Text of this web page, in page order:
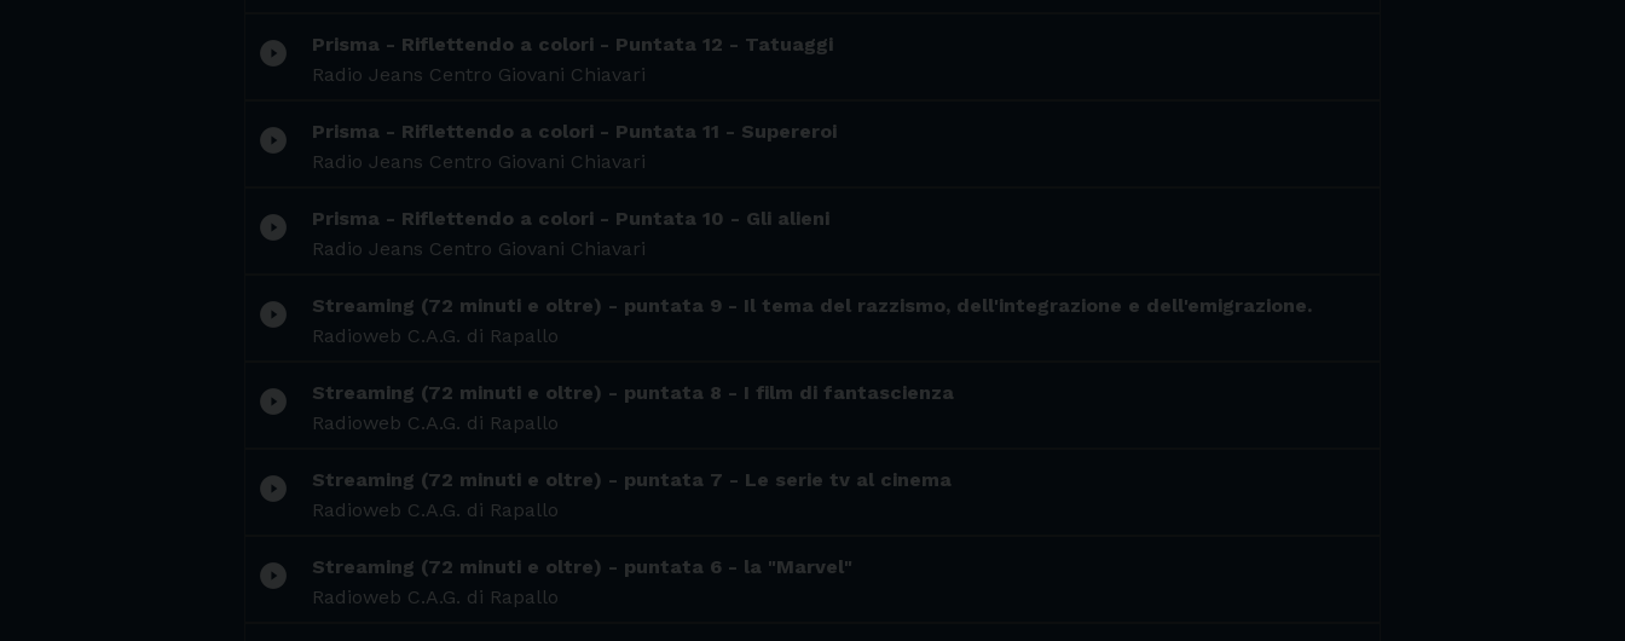
play_circle_filled
Prisma - Riflettendo a colori - Puntata 12 - Tatuaggi
Radio Jeans Centro Giovani Chiavari
play_circle_filled
Prisma - Riflettendo a colori - Puntata 11 - Supereroi
Radio Jeans Centro Giovani Chiavari
play_circle_filled
Prisma - Riflettendo a colori - Puntata 10 - Gli alieni
Radio Jeans Centro Giovani Chiavari
play_circle_filled
Streaming (72 minuti e oltre) - puntata 9 - Il tema del razzismo, dell'integrazione e dell'emigrazione.
Radioweb C.A.G. di Rapallo
play_circle_filled
Streaming (72 minuti e oltre) - puntata 8 - I film di fantascienza
Radioweb C.A.G. di Rapallo
play_circle_filled
Streaming (72 minuti e oltre) - puntata 7 - Le serie tv al cinema
Radioweb C.A.G. di Rapallo
play_circle_filled
Streaming (72 minuti e oltre) - puntata 6 - la "Marvel"
Radioweb C.A.G. di Rapallo